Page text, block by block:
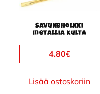
Savukeholkki
metallia kulta
4.80€
Lisää ostoskoriin